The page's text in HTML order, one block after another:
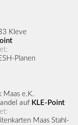
Kleve
Planen
Maas e.K.
auf KLE-Point
Maas Stahl-